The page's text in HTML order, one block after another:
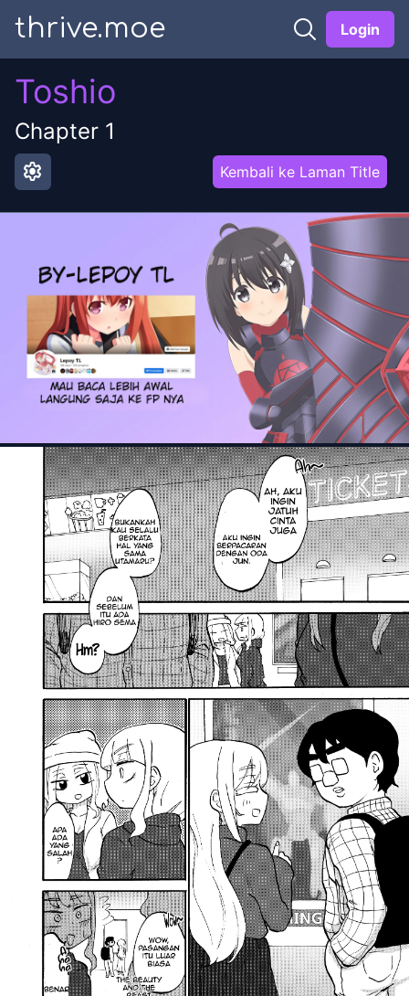
thrive.moe Login
Toshio
Chapter 1
settings Kembali ke Laman Title